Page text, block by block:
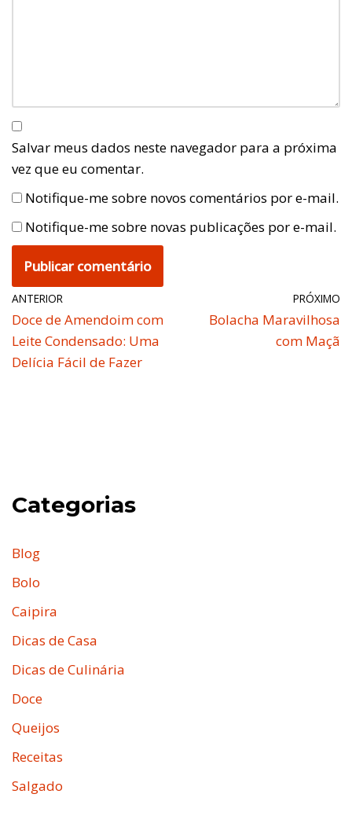
Salvar meus dados neste navegador para a próxima
vez que eu comentar.
Notifique-me sobre novos comentários por e-mail.
Notifique-me sobre novas publicações por e-mail.
ANTERIOR
Doce de Amendoim com
Leite Condensado: Uma
Delícia Fácil de Fazer
PRÓXIMO
Bolacha Maravilhosa
com Maçã
Categorias
Blog
Bolo
Caipira
Dicas de Casa
Dicas de Culinária
Doce
Queijos
Receitas
Salgado